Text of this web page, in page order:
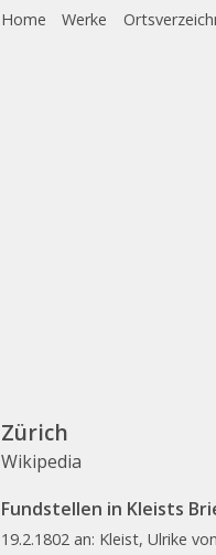
Home Werke
Zürich
Wikipedia
Fundstellen in Kleists
19.2.1802 an: Kleist, Ulrike von